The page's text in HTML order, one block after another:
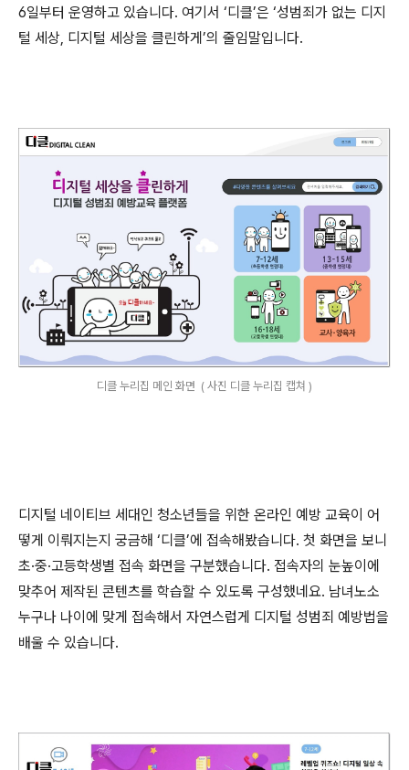
6일부터 운영하고 있습니다. 여기서 ‘디클’은 ‘성범죄가 없는 디지
털 세상, 디지털 세상을 클린하게 ’의 줄임말입니다.
디클 누리집 메인 화면 ( 사진 디클 누리집 캡쳐 )
디지털 네이티브 세대인 청소년들을 위한 온라인 예방 교육이 어
떻게 이뤄지는지 궁금해 ‘디클’에 접속해봤습니다. 첫 화면을 보니
초·중·고등학생별 접속 화면을 구분했습니다. 접속자의 눈높이에
맞추어 제작된 콘텐츠를 학습할 수 있도록 구성했네요. 남녀노소
누구나 나이에 맞게 접속해서 자연스럽게 디지털 성범죄 예방법을
배울 수 있습니다.